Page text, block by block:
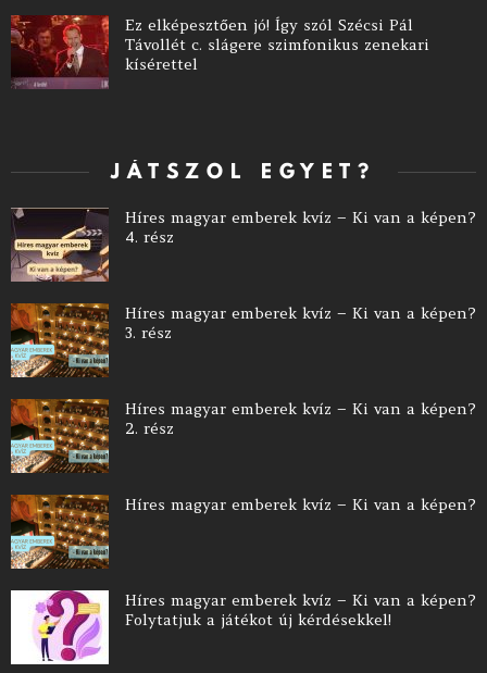
Ez elképesztően jó! Így szól Szécsi Pál
Távollét c. slágere szimfonikus zenekari
kísérettel
JÁTSZOL EGYET?
Híres magyar emberek kvíz – Ki van a képen?
4. rész
Híres magyar emberek kvíz – Ki van a képen?
3. rész
Híres magyar emberek kvíz – Ki van a képen?
2. rész
Híres magyar emberek kvíz – Ki van a képen?
Híres magyar emberek kvíz – Ki van a képen?
Folytatjuk a játékot új kérdésekkel!